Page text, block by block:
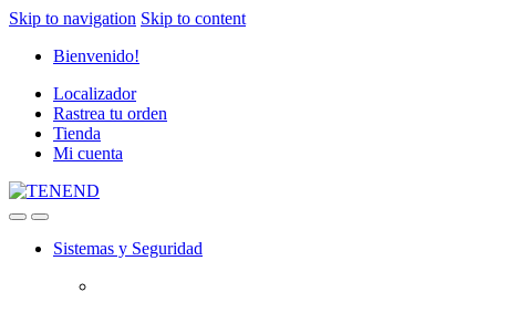
Skip to navigation Skip to content
Bienvenido!
Localizador
Rastrea tu orden
Tienda
Mi cuenta
Sistemas y Seguridad